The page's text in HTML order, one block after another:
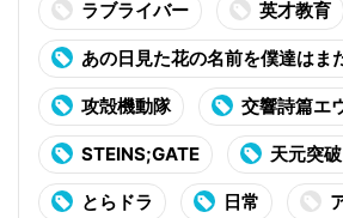
ラブライバー 英才教育
あの日見た花の名前を僕達はま
攻殻機動隊 交響詩篇エ
STEINS;GATE 天元突
とらドラ 日常